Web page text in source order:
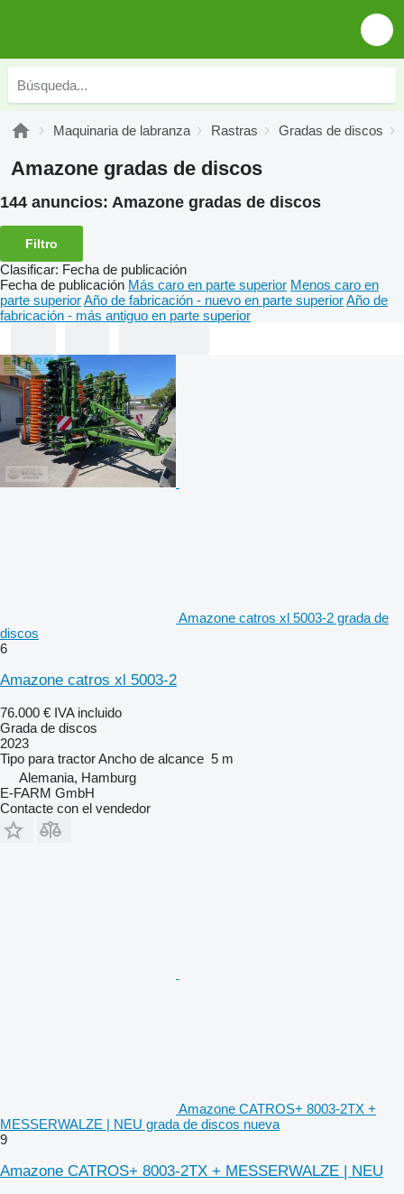
Maquinaria de labranza Rastras Gradas de discos
Amazone gradas de discos
144 anuncios: Amazone gradas de discos
Filtro
Clasificar: Fecha de publicación
Fecha de publicación Más caro en parte superior Menos caro en
parte superiorAño de fabricación - nuevo en parte superiorAño de
fabricación - más antiguo en parte superior
Amazone catros xl 5003-2 grada de
discos
6
Amazone catros xl 5003-2
76.000 € IVA incluido
Grada de discos
2023
Tipo para tractorAncho de alcance 5 m
Alemania, Hamburg
E-FARM GmbH
Contacte con el vendedor
Amazone CATROS+ 8003-2TX +
MESSERWALZE | NEU grada de discos nueva
9
Amazone CATROS+ 8003-2TX + MESSERWALZE | NEU